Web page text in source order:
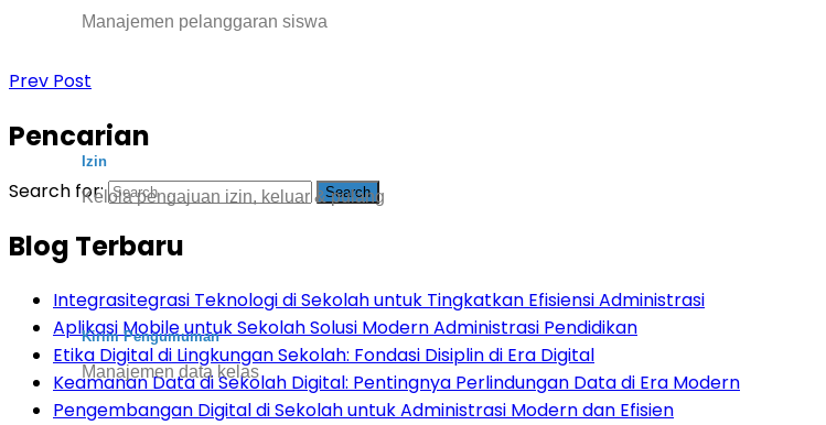
Manajemen pelanggaran siswa
Izin
Kelola pengajuan izin, keluar & pulang
Kirim Pengumuman
Manajemen data kelas
Prev Post
Pencarian
Search for:
Blog Terbaru
Integrasitegrasi Teknologi di Sekolah untuk Tingkatkan Efisiensi Administrasi
Aplikasi Mobile untuk Sekolah Solusi Modern Administrasi Pendidikan
Etika Digital di Lingkungan Sekolah: Fondasi Disiplin di Era Digital
Keamanan Data di Sekolah Digital: Pentingnya Perlindungan Data di Era Modern
Pengembangan Digital di Sekolah untuk Administrasi Modern dan Efisien